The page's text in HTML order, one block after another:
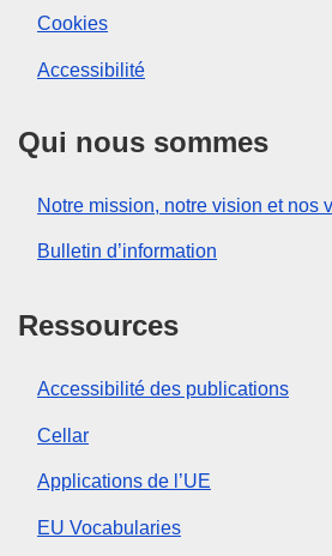
Cookies
Accessibilité
Qui nous sommes
Notre mission, notre vision et nos
Bulletin d’information
Ressources
Accessibilité des publications
Cellar
Applications de l’UE
EU Vocabularies